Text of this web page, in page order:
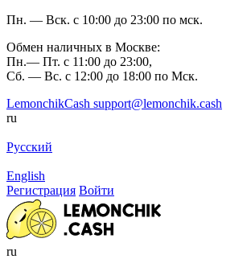
Пн. — Вск. с 10:00 до 23:00 по мск.
Обмен наличных в Москве:
Пн.— Пт. с 11:00 до 23:00,
Сб. — Вс. с 12:00 до 18:00 по Мск.
LemonchikCash support@lemonchik.cash
ru
Русский
English
Регистрация Войти
ru